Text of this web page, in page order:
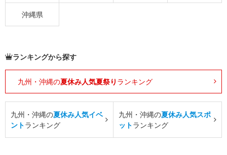
沖縄県
ランキングから探す
九州・沖縄の夏休み人気夏祭り ランキング
九州・沖縄の夏休み人気イベ
ントランキング
九州・沖縄の夏休み人気スポ
ットランキング